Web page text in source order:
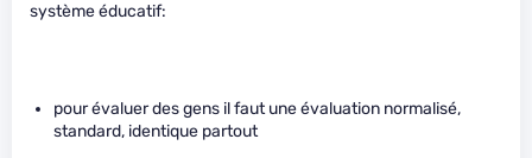
système éducatif:
pour évaluer des gens il faut une évaluation normalisé,
standard, identique partout